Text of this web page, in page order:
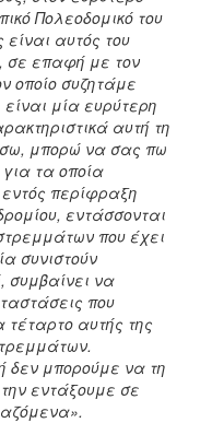
Πολεοδομικό του
αυτός του
σε επαφή με τον
οποίο συζητάμε
μία ευρύτερη
αυτή τη
μπορώ να σας πω
τα οποία
περίφραξη
εντάσσονται
που έχει
συνιστούν
συμβαίνει να
που
αυτής της
δεν μπορούμε να τη
εντάξουμε σε